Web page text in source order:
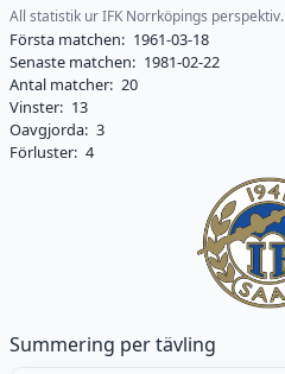
All statistik ur IFK Norrköpings perspektiv.
Första matchen: 1961-03-18
Senaste matchen: 1981-02-22
Antal matcher: 20
Vinster: 13
Oavgjorda: 3
Förluster: 4
Summering per tävling